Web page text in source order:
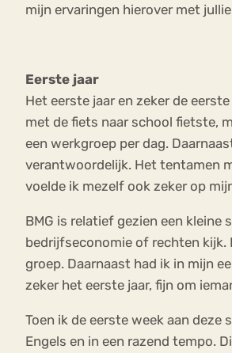
mijn ervaringen hierover met
Eerste jaar
Het eerste jaar en zeker de
met de fiets naar school fietste,
een werkgroep per dag.
verantwoordelijk. Het tentamen
voelde ik mezelf ook zeker op
BMG is relatief gezien een
bedrijfseconomie of rechten kijk.
groep. Daarnaast had ik in mijn
zeker het eerste jaar, fijn om
Toen ik de eerste week aan
Engels en in een razend tempo.